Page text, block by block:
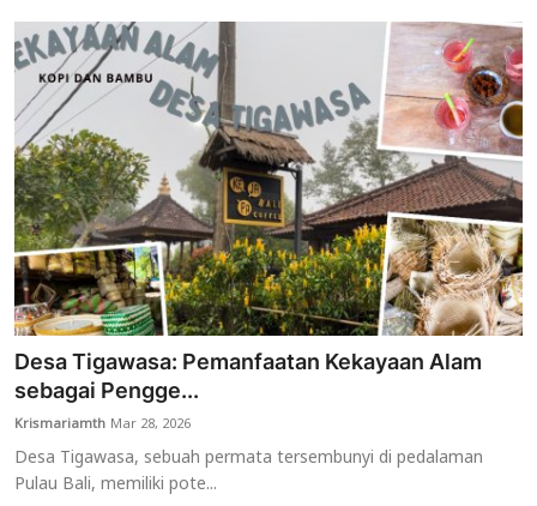
Desa Tigawasa: Pemanfaatan Kekayaan Alam
sebagai Pengge...
Krismariamth Mar 28, 2026
Desa Tigawasa, sebuah permata tersembunyi di pedalaman
Pulau Bali, memiliki pote...